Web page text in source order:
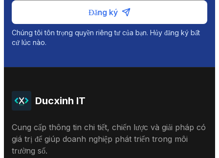
Đăng ký
Chúng tôi tôn trọng quyền riêng tư của bạn. Hủy đăng ký bất
cứ lúc nào.
Ducxinh IT
Cung cấp thông tin chi tiết, chiến lược và giải pháp có
giá trị để giúp doanh nghiệp phát triển trong môi
trường số.